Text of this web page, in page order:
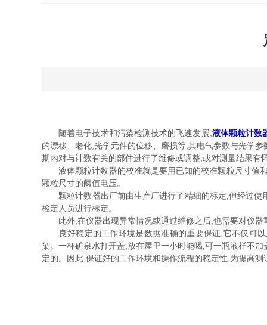
随着电子技术和污染检测技术的飞速发展, 液体颗粒计数
的漂移、老化,光学元件的位移、磨损等,其电气参数与光学
期内对与计数有关的部件进行了维修或调整,或对测量结果
液体颗粒计数器的校准就是要用已知的校准颗粒尺寸值和
颗粒尺寸的阈值电压。
颗粒计数器出厂前由生产厂进行了精细的标定,但经过使
检定人员进行标定。
此外,在仪器出现异常情况或通过维修之后,也需要对仪器
良好稳定的工作环境是数据准确的重要保证,它不仅可以
染。一杯矿泉水打开盖,放在屋里一小时能喝,可一瓶液样不
定的。因此,保证好的工作环境和操作流程的稳定性,为提高测